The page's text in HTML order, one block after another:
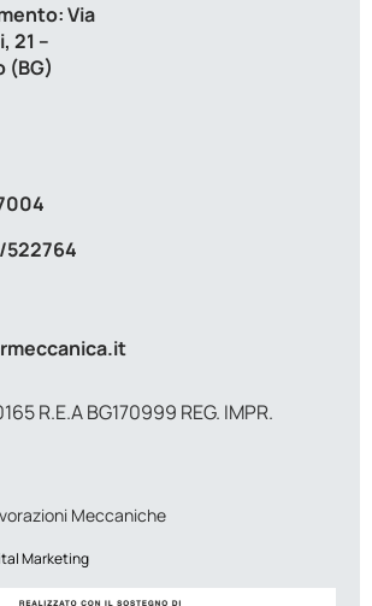
Via
21 –
(BG)
522764
R.E.A BG170999 REG. IMPR.
Meccaniche
Marketing